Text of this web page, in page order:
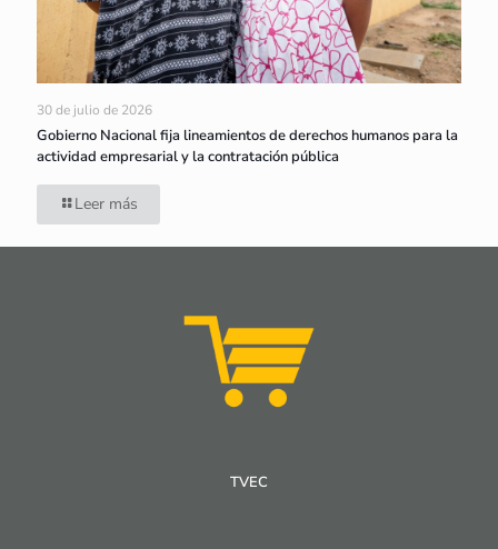
30 de julio de 2026
Gobierno Nacional fija lineamientos de derechos humanos para la
actividad empresarial y la contratación pública
Leer más
TVEC